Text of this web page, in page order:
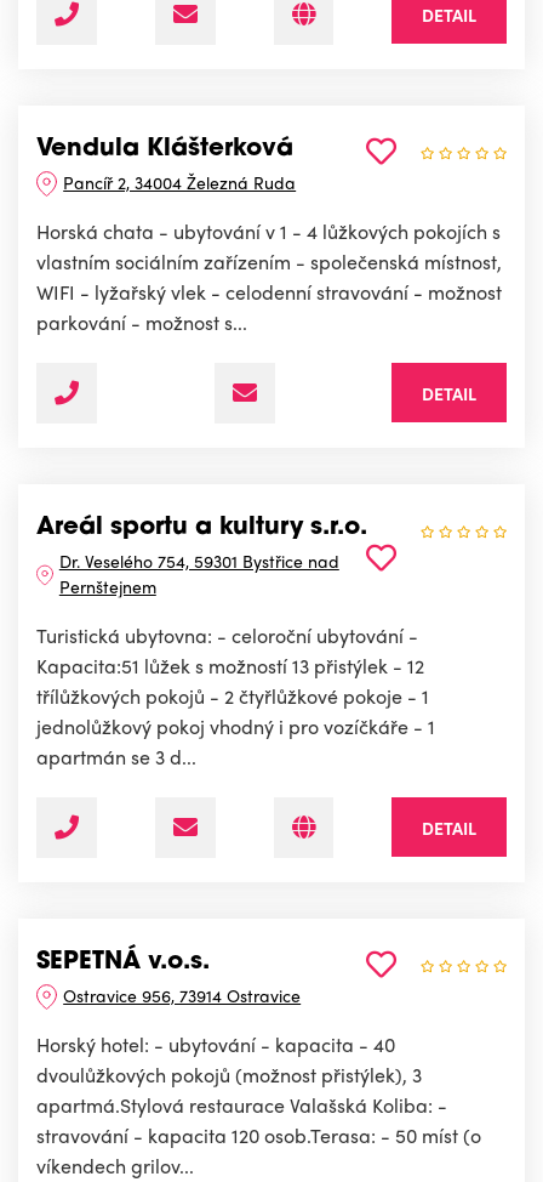
DETAIL
Vendula Klášterková
Pancíř 2, 34004 Železná Ruda
Horská chata - ubytování v 1 - 4 lůžkových pokojích s
vlastním sociálním zařízením - společenská místnost,
WIFI - lyžařský vlek - celodenní stravování - možnost
parkování - možnost s...
DETAIL
Areál sportu a kultury s.r.o.
Dr. Veselého 754, 59301 Bystřice nad
Pernštejnem
Turistická ubytovna: - celoroční ubytování -
Kapacita:51 lůžek s možností 13 přistýlek - 12
třílůžkových pokojů - 2 čtyřlůžkové pokoje - 1
jednolůžkový pokoj vhodný i pro vozíčkáře - 1
apartmán se 3 d...
DETAIL
SEPETNÁ v.o.s.
Ostravice 956, 73914 Ostravice
Horský hotel: - ubytování - kapacita - 40
dvoulůžkových pokojů (možnost přistýlek), 3
apartmá.Stylová restaurace Valašská Koliba: -
stravování - kapacita 120 osob.Terasa: - 50 míst (o
víkendech grilov...